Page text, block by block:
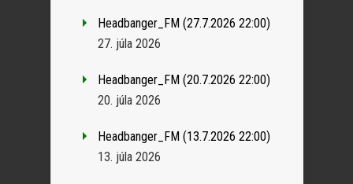
Headbanger_FM (27.7.2026 22:00)
27. júla 2026
Headbanger_FM (20.7.2026 22:00)
20. júla 2026
Headbanger_FM (13.7.2026 22:00)
13. júla 2026